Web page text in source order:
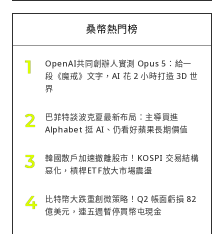
桑幣熱門榜
OpenAI共同創辦人實測 Opus 5：給一
段《魔戒》文字，AI 花 2 小時打造 3D 世
界
巴菲特談波克夏最新布局：主導買進
Alphabet 挺 AI、仍看好蘋果長期價值
韓國散戶加速撤離股市！KOSPI 交易結構
惡化，槓桿ETF放大市場震盪
比特幣大跌重創微策略！Q2 帳面虧損 82
億美元，連五週暫停買幣屯現金